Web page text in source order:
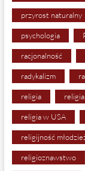
przyrost naturalny
psychologia
racjonalność
radykalizm
religia
religia w USA
religijność
religioznawstwo